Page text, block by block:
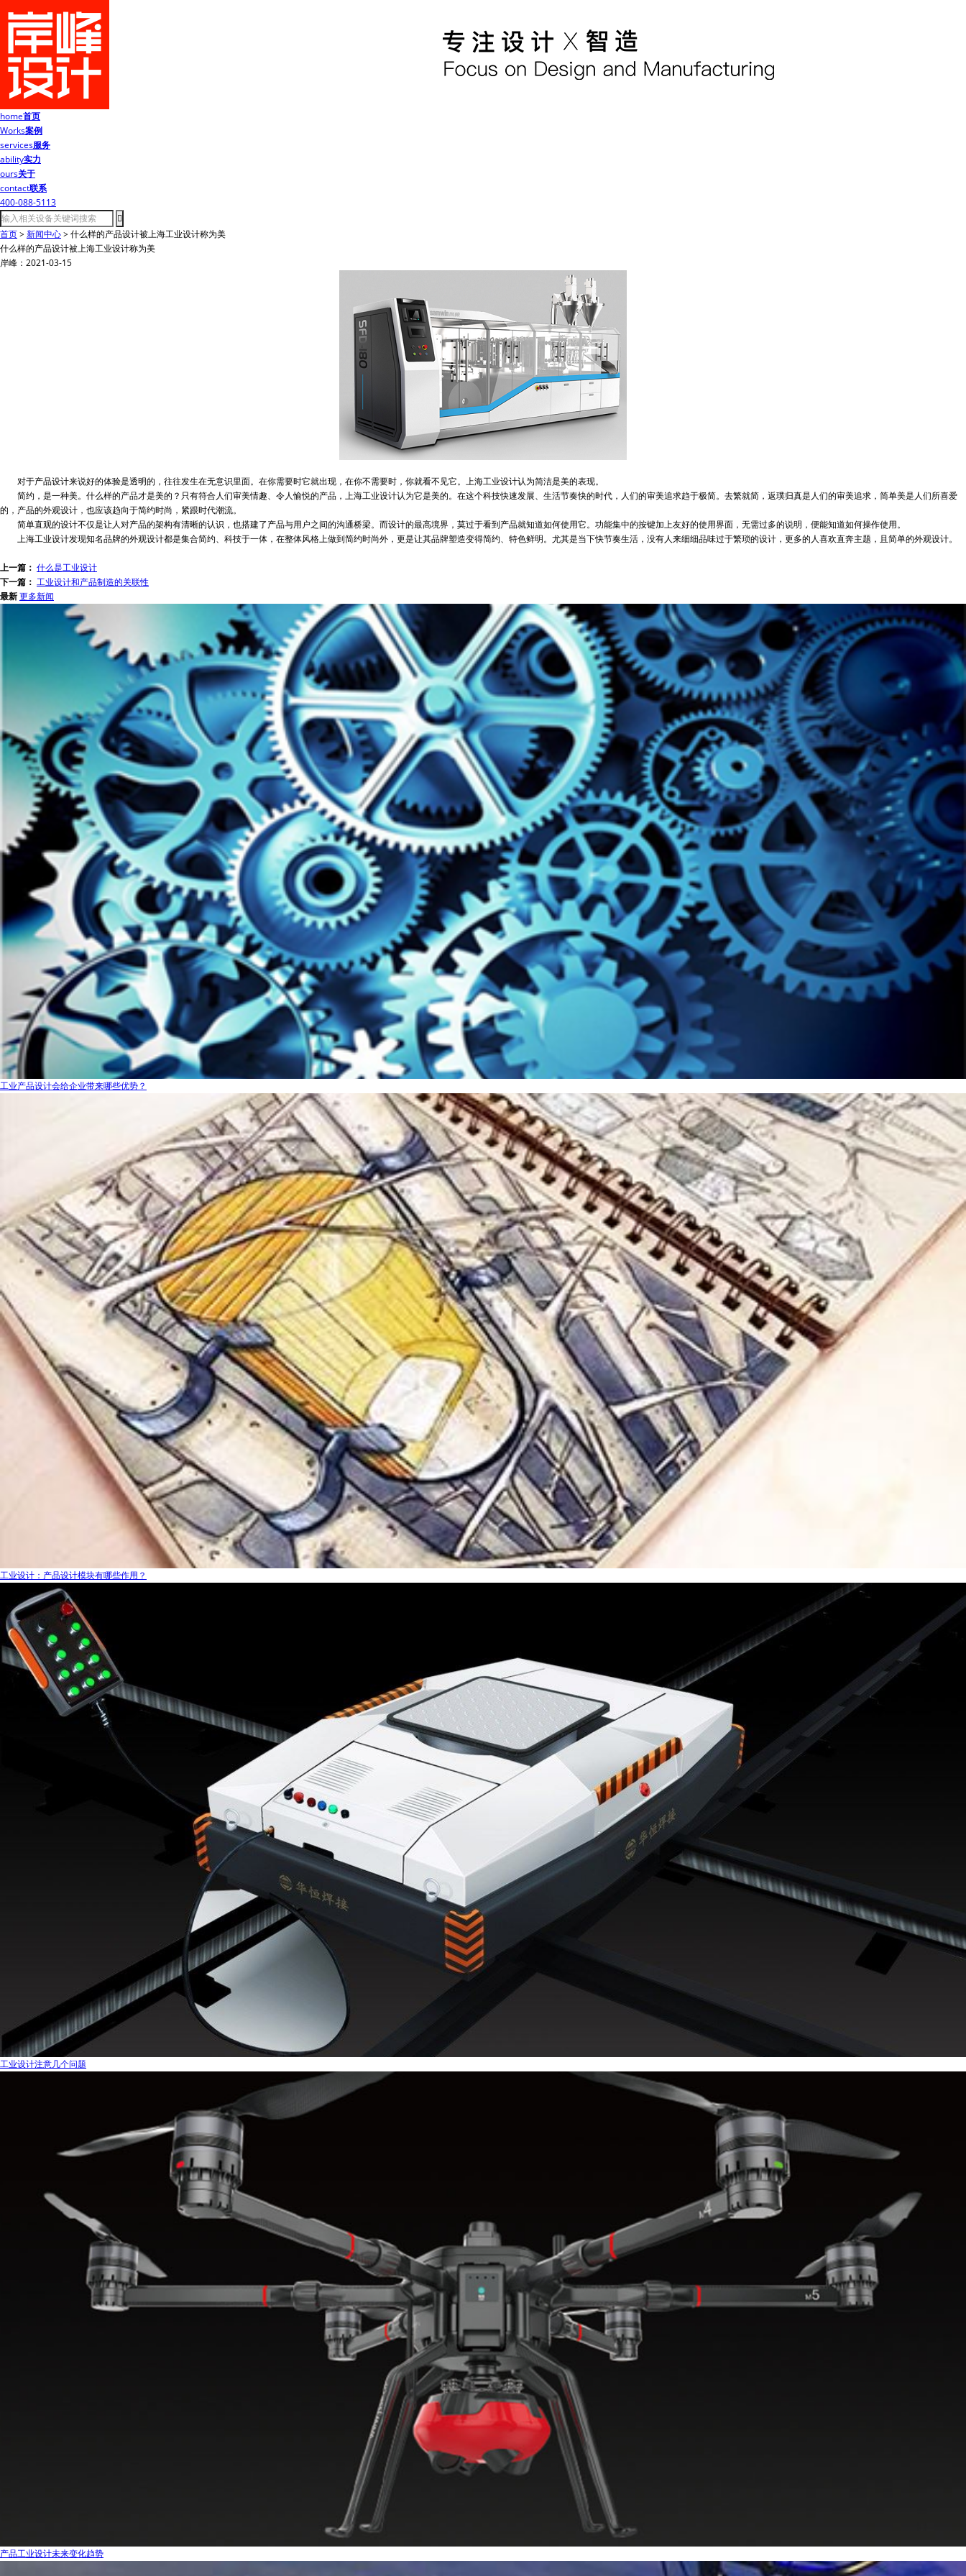
home首页
Works案例
services服务
ability实力
ours关于
contact联系
400-088-5113
首页> 新闻中心> 什么样的产品设计被上海工业设计称为美
什么样的产品设计被上海工业设计称为美
岸峰：2021-03-15
对于产品设计来说好的体验是透明的，往往发生在无意识里面。在你需要时它就出现，在你不需要时，你就看不见它。上海工业设计认为简洁是美的表现。
简约，是一种美。什么样的产品才是美的？只有符合人们审美情趣、令人愉悦的产品，上海工业设计认为它是美的。在这个科技快速发展、生活节奏快的时代，人们的审美追求趋于极简。去繁就简，返璞归真是人们的审美追求，简单美是人们所喜爱
的，产品的外观设计，也应该趋向于简约时尚，紧跟时代潮流。
简单直观的设计不仅是让人对产品的架构有清晰的认识，也搭建了产品与用户之间的沟通桥梁。而设计的最高境界，莫过于看到产品就知道如何使用它。功能集中的按键加上友好的使用界面，无需过多的说明，便能知道如何操作使用。
上海工业设计发现知名品牌的外观设计都是集合简约、科技于一体，在整体风格上做到简约时尚外，更是让其品牌塑造变得简约、特色鲜明。尤其是当下快节奏生活，没有人来细细品味过于繁琐的设计，更多的人喜欢直奔主题，且简单的外观设计。
上一篇： 什么是工业设计
下一篇： 工业设计和产品制造的关联性
最新更多新闻
工业产品设计会给企业带来哪些优势？
工业设计：产品设计模块有哪些作用？
工业设计注意几个问题
产品工业设计未来变化趋势